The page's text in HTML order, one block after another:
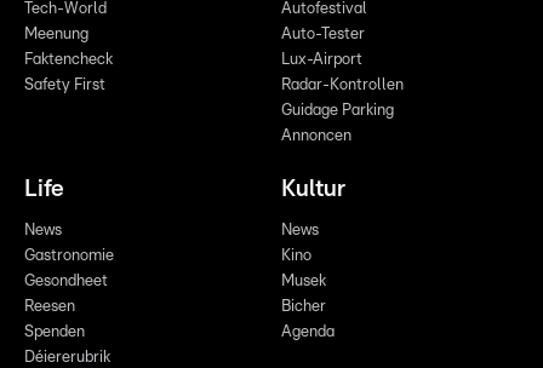
Tech-World
Meenung
Faktencheck
Safety First
Autofestival
Auto-Tester
Lux-Airport
Radar-Kontrollen
Guidage Parking
Annoncen
Life
News
Gastronomie
Gesondheet
Reesen
Spenden
Déiererubrik
Kultur
News
Kino
Musek
Bicher
Agenda